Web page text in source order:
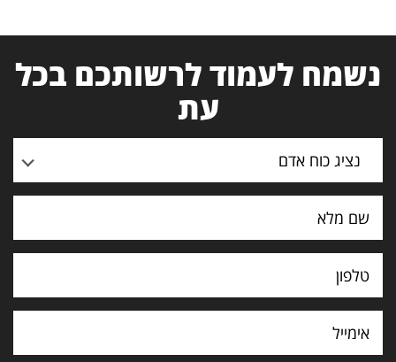
נשמח לעמוד לרשותכם בכל
עת
נציג כוח אדם